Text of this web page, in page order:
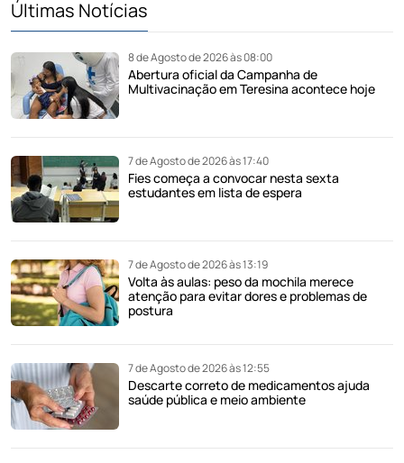
Últimas Notícias
8 de Agosto de 2026 às 08:00
Abertura oficial da Campanha de
Multivacinação em Teresina acontece hoje
7 de Agosto de 2026 às 17:40
Fies começa a convocar nesta sexta
estudantes em lista de espera
7 de Agosto de 2026 às 13:19
Volta às aulas: peso da mochila merece
atenção para evitar dores e problemas de
postura
7 de Agosto de 2026 às 12:55
Descarte correto de medicamentos ajuda
saúde pública e meio ambiente